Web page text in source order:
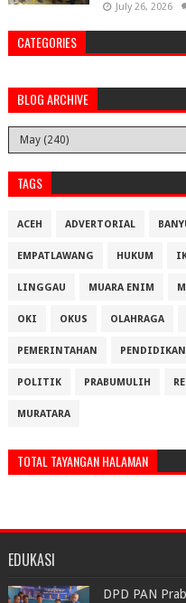
July 26, 2026
CATEGORIES
BLOG ARCHIVE
TAGS
ACEH ADVERTORIAL
EMPATLAWANG HUKUM
LINGGAU MUARA ENIM
OKI OKUS OLAHRAGA
PEMERINTAHAN PENDIDIKAN
POLITIK PRABUMULIH
MURATARA
TOTAL TAYANGAN HALAMAN
EDUKASI
DPD PAN